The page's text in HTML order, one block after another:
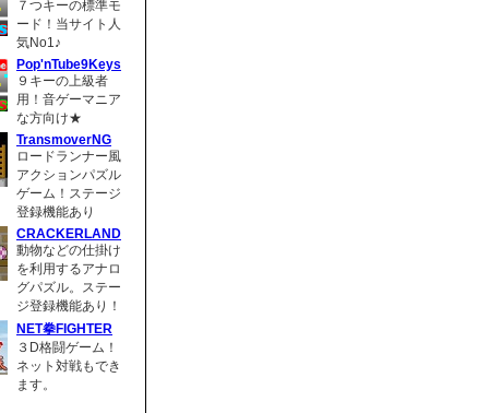
７つキーの標準モ
ード！当サイト人
気No1♪
Pop'nTube9Keys
９キーの上級者
用！音ゲーマニア
な方向け★
TransmoverNG
ロードランナー風
アクションパズル
ゲーム！ステージ
登録機能あり
CRACKERLAND
動物などの仕掛け
を利用するアナロ
グパズル。ステー
ジ登録機能あり！
NET拳FIGHTER
３D格闘ゲーム！
ネット対戦もでき
ます。